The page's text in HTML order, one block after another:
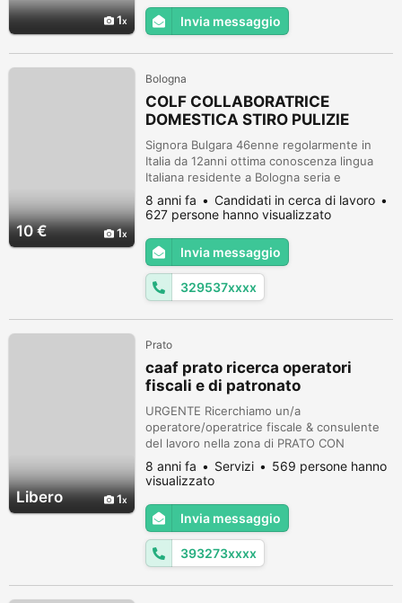
1 Invia messaggio
10 € 1
Bologna
COLF COLLABORATRICE
DOMESTICA STIRO PULIZIE
LAVORI DOMESTICI ANCHE
UFFICI E LOCALI DI OGNI
GENERE
Signora Bulgara 46enne regolarmente in
Italia da 12anni ottima conoscenza lingua
Italiana residente a Bologna seria e
referenziata molto volenterosa e affidabile
con notevole esperienza pluriennale
SETTORE PULIZIE cerca come : COLF
COLLABORATRICE DOMESTICA X PULIZIE
STIRO LAVORI DOMESTICI IN
APPARTAMENTI MA ANCHE UFFICI
AMBULATORI NEGOZI E LOCALI DI OGNI
8 anni fa
Candidati in cerca di lavoro
627 persone hanno visualizzato
Invia messaggio
329537xxxx
Libero 1
Prato
caaf prato ricerca operatori
fiscali e di patronato
3932739391
URGENTE Ricerchiamo un/a
operatore/operatrice fiscale & consulente
del lavoro nella zona di PRATO CON
ESPERIENZA un Fiscalista. La risorsa si
occuperà di: - redazione dichiarazioni dei
predisposizione di altri dichiarativi fiscali -
attività amministrativa generale - contabilità
ordinaria e semplificata Il candida...
8 anni fa Servizi
569 persone hanno
visualizzato
Invia messaggio
393273xxxx